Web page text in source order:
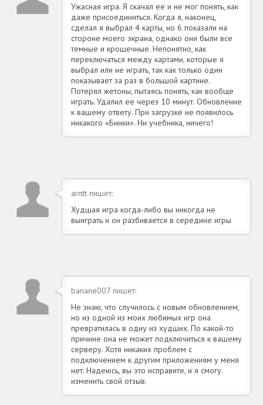
Ужасная игра. Я скачал ее и не мог понять, как
даже присоединиться. Когда я, наконец,
сделал я выбрал 4 карты, но 6 показали на
стороне моего экрана, однако они были все
темные и крошечные. Непонятно, как
переключаться между картами, которые я
выбрал или не играть, так как только один
показывает за раз в большой картине.
Потерял жетоны, пытаясь понять, как вообще
играть. Удалил ее через 10 минут. Обновление
к вашему ответу. При загрузке не появилось
никакого «Бинки». Ни учебника, ничего!
arntt пишет:
Худшая игра когда-либо вы никогда не
выиграть и он разбивается в середине игры
banane007 пишет:
Не знаю, что случилось с новым обновлением,
но из одной из моих любимых игр она
превратилась в одну из худших. По какой-то
причине она не может подключиться к вашему
серверу. Хотя никаких проблем с
подключением к другим приложениям у меня
нет. Надеюсь, вы это исправите, и я смогу
изменить свой отзыв.